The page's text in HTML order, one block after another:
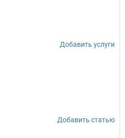
Добавить услуги
Добавить статью